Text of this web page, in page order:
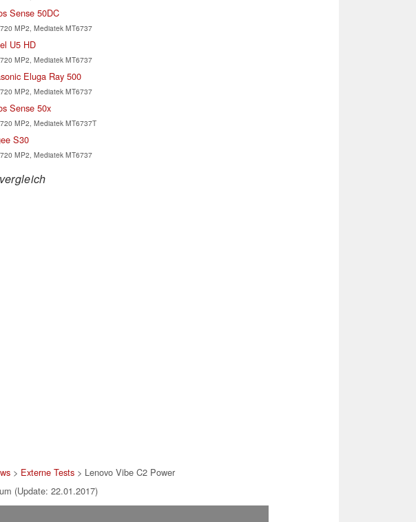
Sense 50DC
MP2, Mediatek MT6737
U5 HD
MP2, Mediatek MT6737
Eluga Ray 500
MP2, Mediatek MT6737
Sense 50x
MP2, Mediatek MT6737T
S30
MP2, Mediatek MT6737
> Externe Tests> Lenovo Vibe C2 Power
(Update: 22.01.2017)